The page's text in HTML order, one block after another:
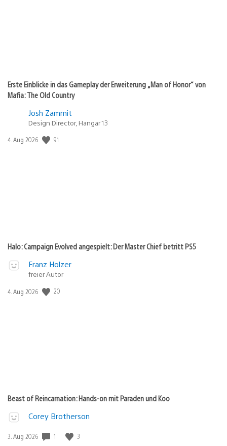
Erste Einblicke in das Gameplay der Erweiterung „Man of Honor“ von
Mafia: The Old Country
Josh Zammit
Design Director, Hangar 13
Veröffentlichungsdatum:
4. Aug 2026 91
Halo: Campaign Evolved angespielt: Der Master Chief betritt PS5
Franz Holzer
freier Autor
Veröffentlichungsdatum:
4. Aug 2026 20
Beast of Reincarnation: Hands-on mit Paraden und Koo
Corey Brotherson
Veröffentlichungsdatum:
3. Aug 2026 1 3